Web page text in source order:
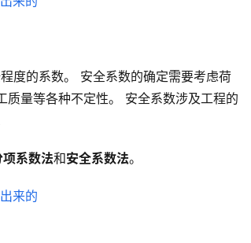
的系数。 安全系数的确定需要考虑荷
量等各种不定性。 安全系数涉及工程的
项系数法和安全系数法。